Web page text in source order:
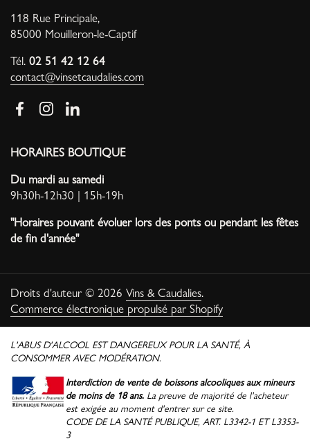
118 Rue Principale,
85000 Mouilleron-le-Captif
Tél. 02 51 42 12 64
contact@vinsetcaudalies.com
FacebookInstagramLinkedIn
HORAIRES BOUTIQUE
Du mardi au samedi
9h30h-12h30 | 15h-19h
"Horaires pouvant évoluer lors des ponts ou pendant les fêtes
de fin d'année"
Droits d'auteur © 2026 Vins & Caudalies.
Commerce électronique propulsé par Shopify
L'ABUS D'ALCOOL EST DANGEREUX POUR LA SANTÉ, À
CONSOMMER AVEC MODÉRATION.
Interdiction de vente de boissons alcooliques aux mineurs
de moins de 18 ans. La preuve de majorité de l'acheteur
est exigée au moment d'entrer sur ce site.
CODE DE LA SANTÉ PUBLIQUE, ART. L3342-1 ET L3353-
3